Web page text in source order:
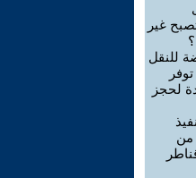
غير
للنقل
لحجز
من